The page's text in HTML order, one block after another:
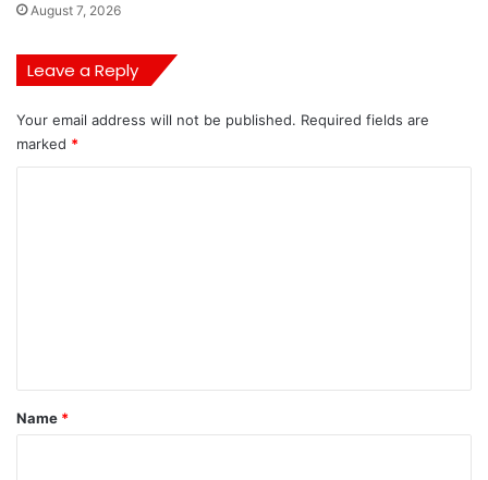
August 7, 2026
Leave a Reply
Your email address will not be published. Required fields are
marked *
*
Name *